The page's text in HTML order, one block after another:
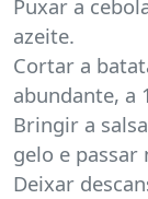
Puxar a
azeite.
Cortar a
abundante, a
Bringir a
gelo e
Deixar